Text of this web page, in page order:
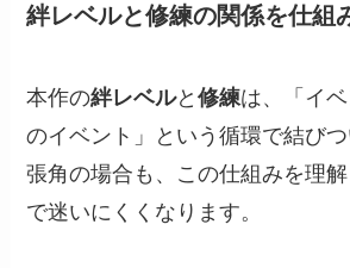
絆レベルと修練の関係を仕組
本作の絆レベルと修練は、「イ
のイベント」という循環で結びつ
張角の場合も、この仕組みを理
で迷いにくくなります。